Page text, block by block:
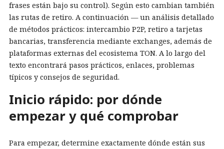
frases están bajo su control). Según esto cambian también
las rutas de retiro. A continuación — un análisis detallado
de métodos prácticos: intercambio P2P, retiro a tarjetas
bancarias, transferencia mediante exchanges, además de
plataformas externas del ecosistema TON. A lo largo del
texto encontrará pasos prácticos, enlaces, problemas
típicos y consejos de seguridad.
Inicio rápido: por dónde
empezar y qué comprobar
Para empezar, determine exactamente dónde están sus